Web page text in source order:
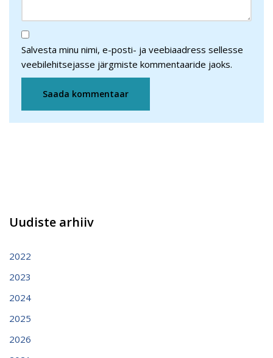
Salvesta minu nimi, e-posti- ja veebiaadress sellesse
veebilehitsejasse järgmiste kommentaaride jaoks.
Uudiste arhiiv
2022
2023
2024
2025
2026